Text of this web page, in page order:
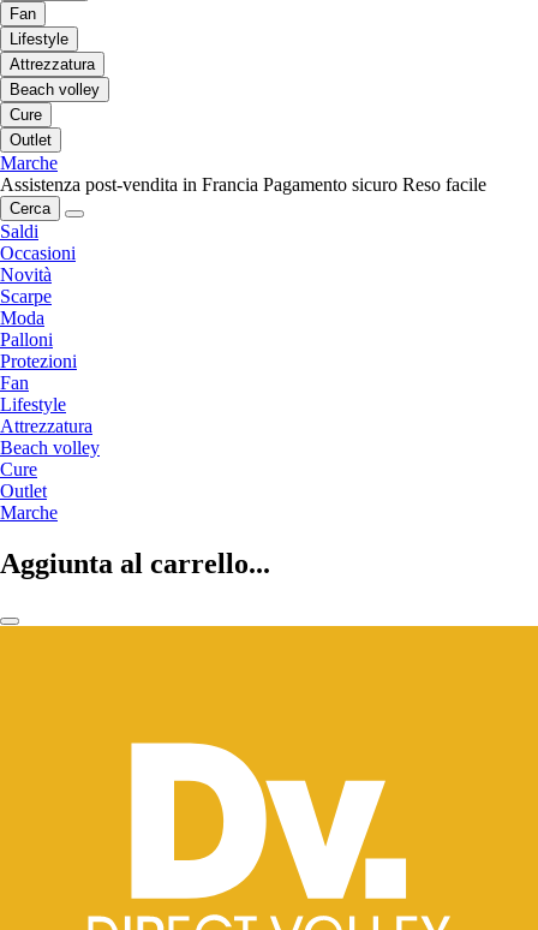
Fan
Lifestyle
Attrezzatura
Beach volley
Cure
Outlet
Marche
Assistenza post-vendita in Francia Pagamento sicuro Reso facile
Cerca
Saldi
Occasioni
Novità
Scarpe
Moda
Palloni
Protezioni
Fan
Lifestyle
Attrezzatura
Beach volley
Cure
Outlet
Marche
Aggiunta al carrello...